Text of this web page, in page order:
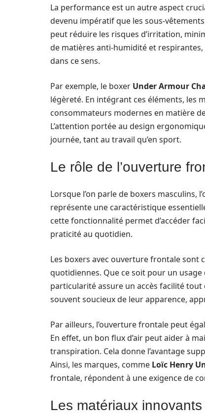
La performance est un autre aspect
devenu impératif que les sous-
peut réduire les risques d’irritation,
de matières anti-humidité et
dans ce sens.
Par exemple, le boxer Under Armour
légèreté. En intégrant ces éléments, les
consommateurs modernes en matière
L’attention portée au design
journée, tant au travail qu’en sport.
Le rôle de l’ouverture
Lorsque l’on parle de boxers masculins,
représente une caractéristique
cette fonctionnalité permet d’accéder
praticité au quotidien.
Les boxers avec ouverture frontale sont
quotidiennes. Que ce soit pour un
particularité assure un accès facilité
souvent soucieux de leur apparence,
Par ailleurs, l’ouverture frontale peut
En effet, un bon flux d’air peut aider à
transpiration. Cela donne l’avantage
Ainsi, les marques, comme Loïc Henry
frontale, répondent à une exigence de
Les matériaux